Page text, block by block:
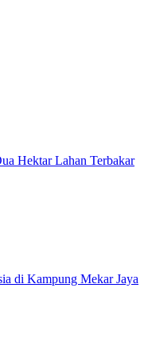
Hektar Lahan Terbakar
di Kampung Mekar Jaya